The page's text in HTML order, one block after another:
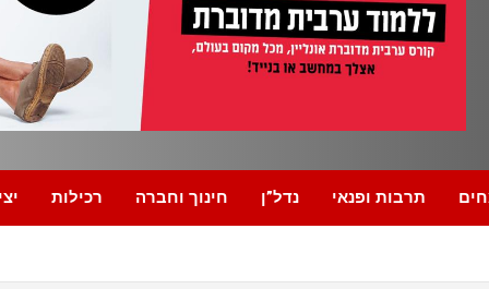
תרבות ופנאי נדל”ן חינוך וחברה רכילות